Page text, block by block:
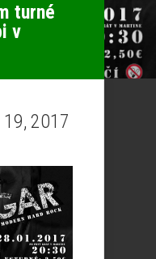
turné
v
2017